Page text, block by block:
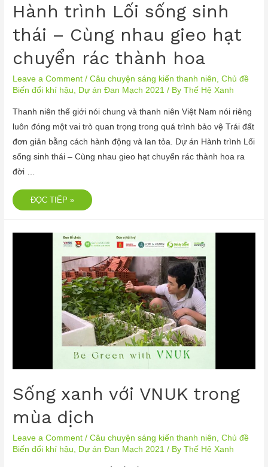
Hành trình Lối sống sinh
thái – Cùng nhau gieo hạt
chuyển rác thành hoa
Leave a Comment /Câu chuyện sáng kiến thanh niên,Chủ đề
Biến đổi khí hậu, Dự án Đan Mạch 2021 / ByThế Hệ Xanh
Thanh niên thế giới nói chung và thanh niên Việt Nam nói riêng
luôn đóng một vai trò quan trọng trong quá trình bảo vệ Trái đất
đơn giản bằng cách hành động và lan tỏa. Dự án Hành trình Lối
sống sinh thái – Cùng nhau gieo hạt chuyển rác thành hoa ra
đời …
ĐỌC TIẾP »
Sống xanh với VNUK trong
mùa dịch
Leave a Comment /Câu chuyện sáng kiến thanh niên ,Chủ đề
Biến đổi khí hậu
Dự án Đan Mạch 2021 / ByThế Hệ Xanh